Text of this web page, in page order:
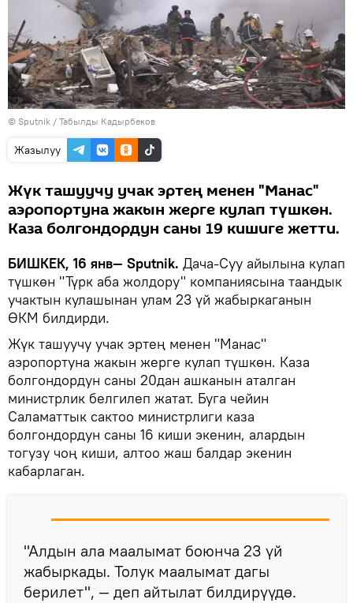
© Sputnik / Табылды Кадырбеков
Жазылуу
Жүк ташуучу учак эртең менен "Манас"
аэропортуна жакын жерге кулап түшкөн.
Каза болгондордун саны 19 кишиге жетти.
БИШКЕК, 16 янв— Sputnik. Дача-Суу айылына кулап
түшкөн "Түрк аба жолдору" компаниясына таандык
учактын кулашынан улам 23 үй жабыркаганын
ӨКМ билдирди.
Жүк ташуучу учак эртең менен "Манас"
аэропортуна жакын жерге кулап түшкөн. Каза
болгондордун саны 20дан ашканын аталган
министрлик белгилеп жатат. Буга чейин
Саламаттык сактоо министрлиги каза
болгондордун саны 16 киши экенин, алардын
тогузу чоң киши, алтоо жаш балдар экенин
кабарлаган.
"Алдын ала маалымат боюнча 23 үй
жабыркады. Толук маалымат дагы
берилет", — деп айтылат билдирүүдө.